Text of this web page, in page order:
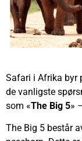
Safari i Afrika byr
de vanligste
som «The Big 5»
The Big 5 består